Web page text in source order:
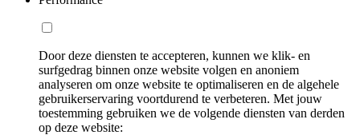
Door deze diensten te accepteren, kunnen we klik- en
surfgedrag binnen onze website volgen en anoniem
analyseren om onze website te optimaliseren en de algehele
gebruikerservaring voortdurend te verbeteren. Met jouw
toestemming gebruiken we de volgende diensten van derden
op deze website: